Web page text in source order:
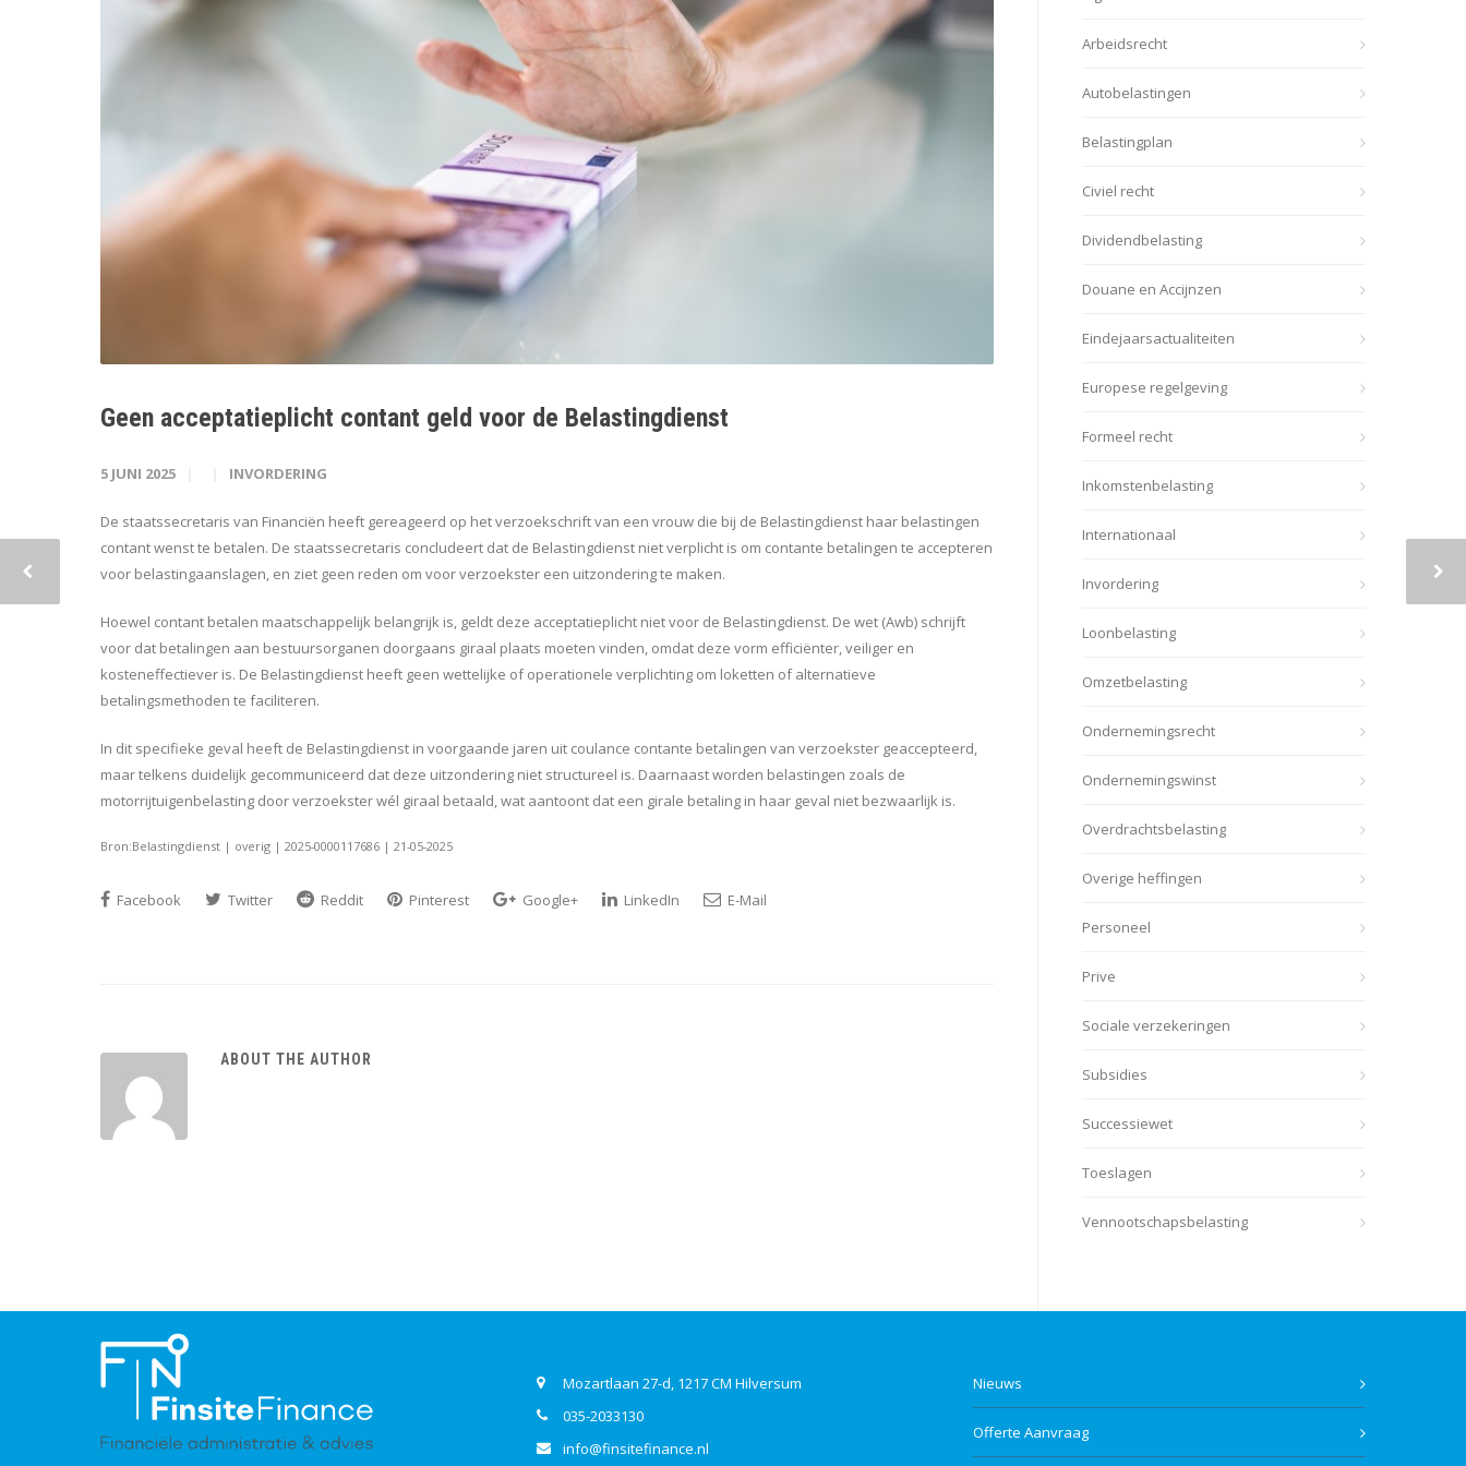
Geen acceptatieplicht contant geld voor de Belastingdienst
5 JUNI 2025 INVORDERING
De staatssecretaris van Financiën heeft gereageerd op het verzoekschrift van een vrouw die bij de Belastingdienst haar belastingen
contant wenst te betalen. De staatssecretaris concludeert dat de Belastingdienst niet verplicht is om contante betalingen te accepteren
voor belastingaanslagen, en ziet geen reden om voor verzoekster een uitzondering te maken.
Hoewel contant betalen maatschappelijk belangrijk is, geldt deze acceptatieplicht niet voor de Belastingdienst. De wet (Awb) schrijft
voor dat betalingen aan bestuursorganen doorgaans giraal plaats moeten vinden, omdat deze vorm efficiënter, veiliger en
kosteneffectiever is. De Belastingdienst heeft geen wettelijke of operationele verplichting om loketten of alternatieve
betalingsmethoden te faciliteren.
In dit specifieke geval heeft de Belastingdienst in voorgaande jaren uit coulance contante betalingen van verzoekster geaccepteerd,
maar telkens duidelijk gecommuniceerd dat deze uitzondering niet structureel is. Daarnaast worden belastingen zoals de
motorrijtuigenbelasting door verzoekster wél giraal betaald, wat aantoont dat een girale betaling in haar geval niet bezwaarlijk is.
Bron:Belastingdienst | overig | 2025-0000117686 | 21-05-2025
Facebook Twitter Reddit Pinterest Google+ LinkedIn E-Mail
ABOUT THE AUTHOR
Arbeidsrecht
Autobelastingen
Belastingplan
Civiel recht
Dividendbelasting
Douane en Accijnzen
Eindejaarsactualiteiten
Europese regelgeving
Formeel recht
Inkomstenbelasting
Internationaal
Invordering
Loonbelasting
Omzetbelasting
Ondernemingsrecht
Ondernemingswinst
Overdrachtsbelasting
Overige heffingen
Personeel
Prive
Sociale verzekeringen
Subsidies
Successiewet
Toeslagen
Vennootschapsbelasting
Mozartlaan 27-d, 1217 CM Hilversum
035-2033130
info@finsitefinance.nl
Nieuws
Offerte Aanvraag